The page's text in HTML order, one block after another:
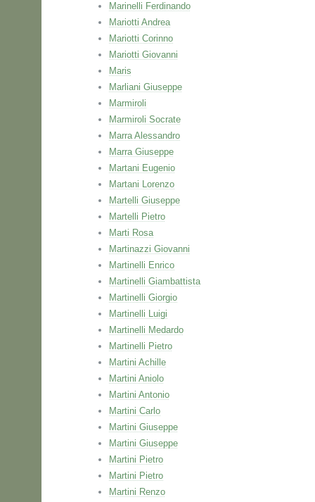
Marinelli Ferdinando
Mariotti Andrea
Mariotti Corinno
Mariotti Giovanni
Maris
Marliani Giuseppe
Marmiroli
Marmiroli Socrate
Marra Alessandro
Marra Giuseppe
Martani Eugenio
Martani Lorenzo
Martelli Giuseppe
Martelli Pietro
Marti Rosa
Martinazzi Giovanni
Martinelli Enrico
Martinelli Giambattista
Martinelli Giorgio
Martinelli Luigi
Martinelli Medardo
Martinelli Pietro
Martini Achille
Martini Aniolo
Martini Antonio
Martini Carlo
Martini Giuseppe
Martini Giuseppe
Martini Pietro
Martini Pietro
Martini Renzo